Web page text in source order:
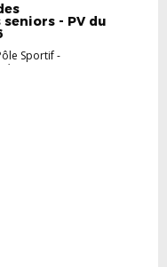
- PV du
Sportif -